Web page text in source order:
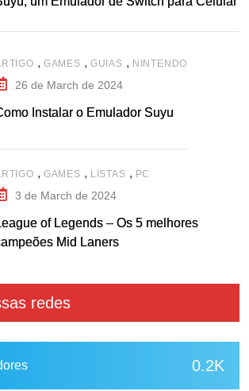
, GAMES , GUIAS , NINTENDO
26 de March de 2024
Instalar o Emulador Suyu
, GAMES , LISTAS , PC
3 de March de 2024
of Legends – Os 5 melhores
Mid Laners
redes
0.2K